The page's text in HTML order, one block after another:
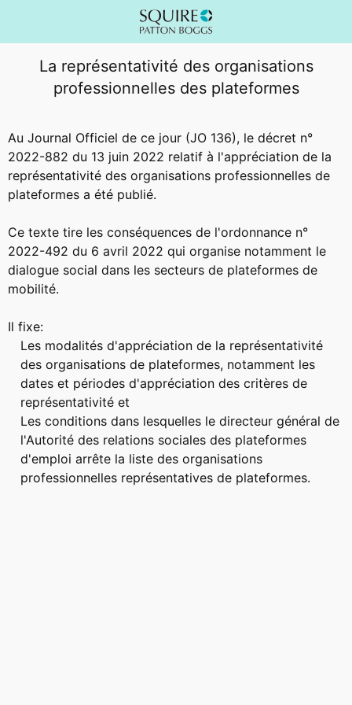
La représentativité des organisations
professionnelles des plateformes
Au Journal Officiel de ce jour (JO 136), le décret n°
2022-882 du 13 juin 2022 relatif à l'appréciation de la
représentativité des organisations professionnelles de
plateformes a été publié.
Ce texte tire les conséquences de l'ordonnance n°
2022-492 du 6 avril 2022 qui organise notamment le
dialogue social dans les secteurs de plateformes de
mobilité.
Il fixe:
Les modalités d'appréciation de la représentativité
des organisations de plateformes, notamment les
dates et périodes d'appréciation des critères de
représentativité et
Les conditions dans lesquelles le directeur général de
l'Autorité des relations sociales des plateformes
d'emploi arrête la liste des organisations
professionnelles représentatives de plateformes.